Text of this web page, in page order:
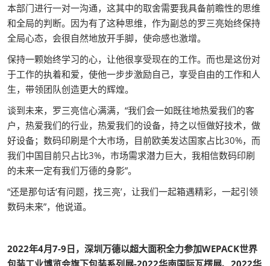
本部门进行一对一沟通，这其中的取舍需要我具备前瞻性的思维
和全局的判断。因为有了这种思维，作为副总的罗三亮始终保持
全局心态，会很自然地放开手脚，使命感也激增。
保持一颗始终学习的心，让他很享受现在的工作。而也是这份对
于工作的执着和爱，使他一步步激励自己，享受自由的工作和人
生，带领团队创造更大的辉煌。
谈到未来，罗三亮信心满满，“我们会一如既往地热爱我们的客
户，热爱我们的行业，热爱我们的设备，持之以恒做好技术，做
好设备；数码印刷是个大市场，目前欧美发达国家占比30%，而
我们中国目前只占比3%，市场需求潜力巨大，我相信数码印刷
的未来一定有我们万德的身影”。
“还是那句话‘有问题，找三亮’，让我们一起箱遇精彩，一起引领
数码未来”，他说道。
2022年4月7-9日，深圳万德以超大面积全力参加WEPACK世界
包装工业博览会旗下包装系列展-2022华南国际瓦楞展、2022华